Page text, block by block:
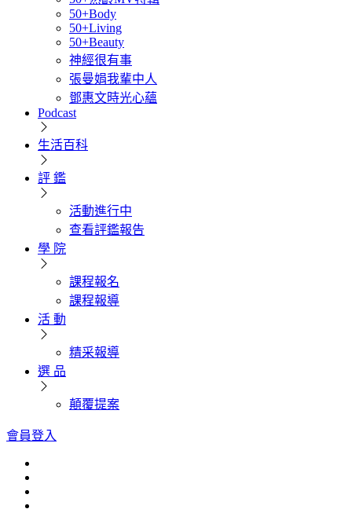
50+Body
50+Living
50+Beauty
神經很有事
張曼娟我輩中人
鄧惠文時光心蘊
Podcast
生活百科
評 鑑
活動進行中
查看評鑑報告
學 院
課程報名
課程報導
活 動
精采報導
選 品
顛覆提案
會員登入